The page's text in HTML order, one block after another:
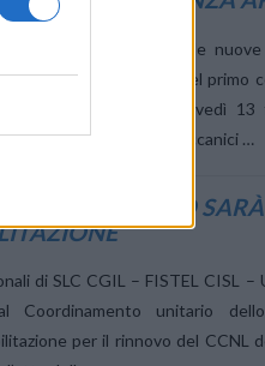
in fabbrica alla luce delle
Cloud, 5G al centro del primo
11, mercoledì 12 e giovedì 13
Italiana Metalmeccanici …
IL 1° FEBBRAIO
di SLC CGIL – FISTEL CISL –
Coordinamento unitario
per il rinnovo del CCNL